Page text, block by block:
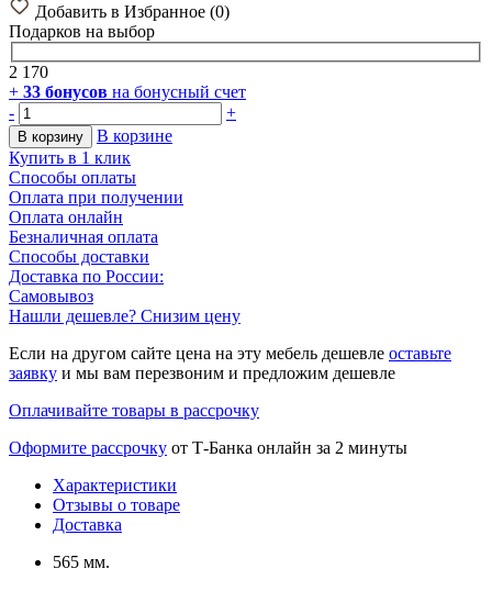
Добавить в Избранное (0)
Подарков на выбор
2 170
+ 33 бонусов на бонусный счет
-
+
В корзину
В корзине
Купить в 1 клик
Способы оплаты
Оплата при получении
Оплата онлайн
Безналичная оплата
Способы доставки
Доставка по России:
Самовывоз
Нашли дешевле? Снизим цену
Если на другом сайте цена на эту мебель дешевле оставьте
заявку и мы вам перезвоним и предложим дешевле
Оплачивайте товары в рассрочку
Оформите рассрочку от Т-Банка онлайн за 2 минуты
Характеристики
Отзывы о товаре
Доставка
565 мм.